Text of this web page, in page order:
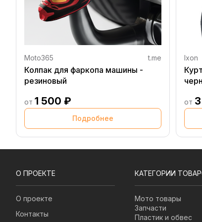
Moto365 t.me
Колпак для фаркопа машины -
резиновый
от 1 500 ₽
Подробнее
Ixon
от
О ПРОЕКТЕ
О проекте
Контакты
КАТЕГОРИИ
Мото товары
Запчасти
Пластик и обвес